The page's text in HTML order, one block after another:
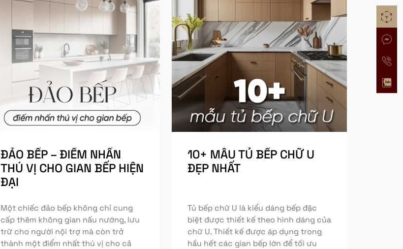
ĐẢO BẾP – ĐIỂM NHẤN
THÚ VỊ CHO GIAN BẾP HIỆN
ĐẠI
Một chiếc đảo bếp không chỉ cung
cấp thêm không gian nấu nướng, lưu
trữ cho người nội trợ mà còn trở
thành một điểm nhất thú vị cho cả
10+ MẪU TỦ BẾP CHỮ U
ĐẸP NHẤT
Tủ bếp chữ U là kiểu dáng bếp đặc
biệt được thiết kế theo hình dáng của
chữ U. Thiết kế được áp dụng trong
hầu hết các gian bếp lớn để tối ưu